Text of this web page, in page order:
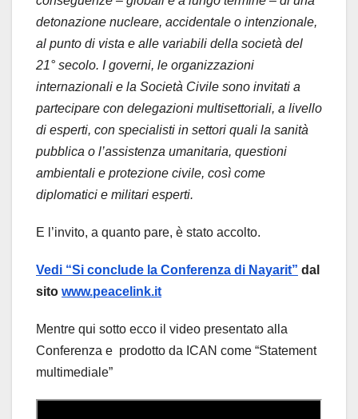
detonazione nucleare, accidentale o intenzionale,
al punto di vista e alle variabili della società del
21° secolo. I governi, le organizzazioni
internazionali e la Società Civile sono invitati a
partecipare con delegazioni multisettoriali, a livello
di esperti, con specialisti in settori quali la sanità
pubblica o l’assistenza umanitaria, questioni
ambientali e protezione civile, così come
diplomatici e militari esperti.
E l’invito, a quanto pare, è stato accolto.
Vedi “Si conclude la Conferenza di Nayarit” dal
sito www.peacelink.it
Mentre qui sotto ecco il video presentato alla
Conferenza e prodotto da ICAN come “Statement
multimediale”